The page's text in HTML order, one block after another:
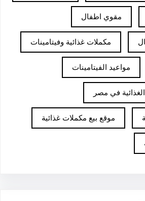
مقوي اطفال
مكملات غذائية وفيتامينات
مواعيد الفيتامينات
في مصر
موقع بيع مكملات غذائية